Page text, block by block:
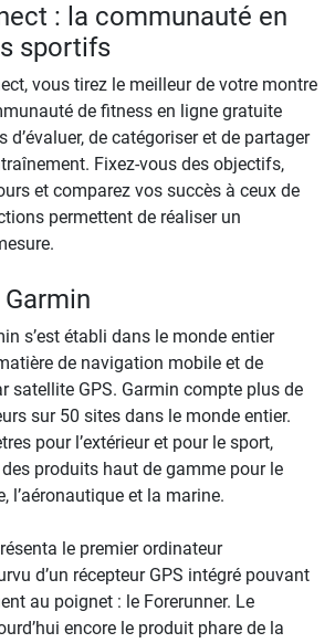
: la communauté en
sportifs
vous tirez le meilleur de votre montre
de fitness en ligne gratuite
de catégoriser et de partager
Fixez-vous des objectifs,
et comparez vos succès à ceux de
permettent de réaliser un
s’est établi dans le monde entier
de navigation mobile et de
satellite GPS. Garmin compte plus de
sur 50 sites dans le monde entier.
pour l’extérieur et pour le sport,
produits haut de gamme pour le
l’aéronautique et la marine.
le premier ordinateur
d’un récepteur GPS intégré pouvant
au poignet : le Forerunner. Le
encore le produit phare de la